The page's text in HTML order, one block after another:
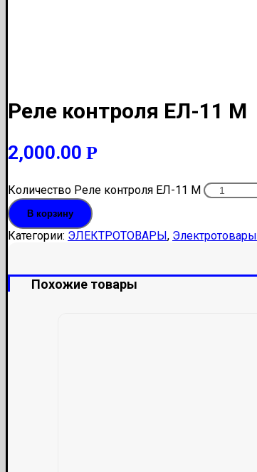
Реле контроля ЕЛ-11 М
2,000.00 Р
Количество Реле контроля ЕЛ-11 М
В корзину
Категории: ЭЛЕКТРОТОВАРЫ, Электротовары
Похожие товары